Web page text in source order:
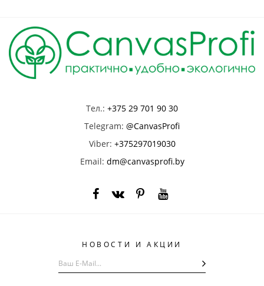
Тел.: +375 29 701 90 30
Telegram: @CanvasProfi
Viber: +375297019030
Email: dm@canvasprofi.by
НОВОСТИ И АКЦИИ